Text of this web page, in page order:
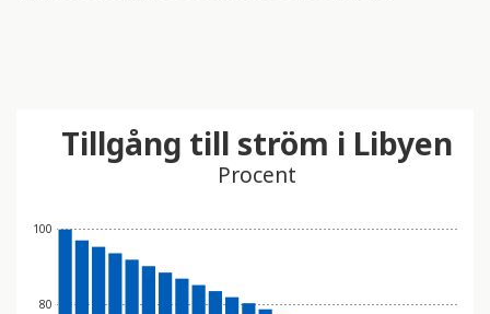
80
100
Tillgång till ström i Libyen
Procent